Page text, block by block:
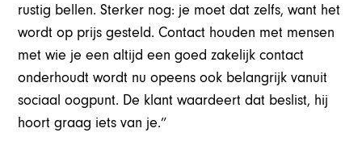
rustig bellen. Sterker nog: je moet dat zelfs, want het
wordt op prijs gesteld. Contact houden met mensen
met wie je een altijd een goed zakelijk contact
onderhoudt wordt nu opeens ook belangrijk vanuit
sociaal oogpunt. De klant waardeert dat beslist, hij
hoort graag iets van je.”